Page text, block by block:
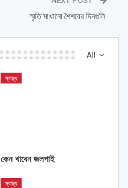
স্মৃতি মাখানো শৈশবের দিনগুলি
All
স্বাস্থ্য
কেন খাবেন জলপাই
স্বাস্থ্য